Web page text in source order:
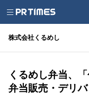
株式会社くるめし
くるめし弁当、
弁当販売・デリ